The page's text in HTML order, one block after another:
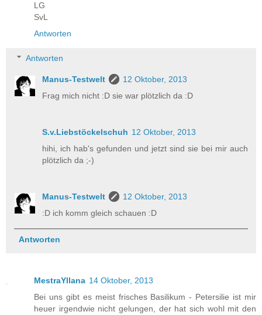
LG
SvL
Antworten
Antworten
Manus-Testwelt
12 Oktober, 2013
Frag mich nicht :D sie war plötzlich da :D
S.v.Liebstöckelschuh 12 Oktober, 2013
hihi, ich hab's gefunden und jetzt sind sie bei mir auch
plötzlich da ;-)
Manus-Testwelt
12 Oktober, 2013
:D ich komm gleich schauen :D
Antworten
MestraYllana 14 Oktober, 2013
Bei uns gibt es meist frisches Basilikum - Petersilie ist mir
heuer irgendwie nicht gelungen, der hat sich wohl mit den